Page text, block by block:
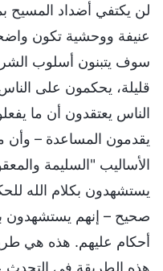
لن يكتفي أضداد المسيح
عنيفة ووحشية تكون
سوف يتبنون أسلوب
قليلة، يحكمون على
الناس يعتقدون أن ما
يقدمون المساعدة – وأن
الأساليب "السليمة
يستشهدون بكلام الله
صحيح – إنهم يستشهدون
أحكام عليهم. هذه هي
هذه الطريقة في التحدث